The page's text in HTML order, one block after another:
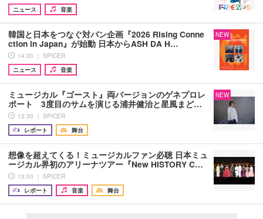
ニュース
音楽
韓国と日本をつなぐ対バン企画『2026 Rising Conne
ction in Japan』が始動 日本からASH DA H…
14:30 ｜ SPICER
ニュース
音楽
NEW
ミュージカル『ゴースト』両バージョンのゲネプロレ
ポート 3度目のサムを演じる浦井健治と星風まど…
13:30 ｜ SPICER
レポート
舞台
NEW
想像を超えてくる！ミュージカルファン必聴 日本ミュ
ージカル界初のアリーナツアー『New HISTORY C…
13:00 ｜ SPICER
レポート
音楽 舞台